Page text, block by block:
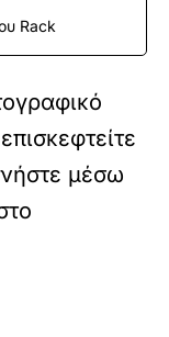
Rack
μέσω